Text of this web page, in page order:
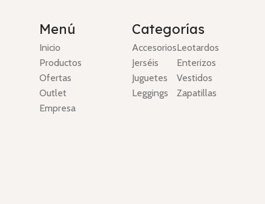
Menú
Inicio
Productos
Ofertas
Outlet
Empresa
Categorías
Accesorios
Jerséis
Juguetes
Leggings
Leotardos
Enterizos
Vestidos
Zapatillas